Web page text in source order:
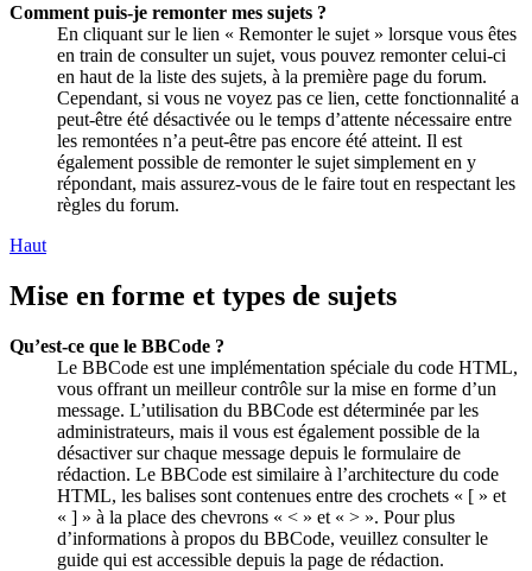
Comment puis-je remonter mes sujets ?
En cliquant sur le lien « Remonter le sujet » lorsque vous êtes
en train de consulter un sujet, vous pouvez remonter celui-ci
en haut de la liste des sujets, à la première page du forum.
Cependant, si vous ne voyez pas ce lien, cette fonctionnalité a
peut-être été désactivée ou le temps d’attente nécessaire entre
les remontées n’a peut-être pas encore été atteint. Il est
également possible de remonter le sujet simplement en y
répondant, mais assurez-vous de le faire tout en respectant les
règles du forum.
Haut
Mise en forme et types de sujets
Qu’est-ce que le BBCode ?
Le BBCode est une implémentation spéciale du code HTML,
vous offrant un meilleur contrôle sur la mise en forme d’un
message. L’utilisation du BBCode est déterminée par les
administrateurs, mais il vous est également possible de la
désactiver sur chaque message depuis le formulaire de
rédaction. Le BBCode est similaire à l’architecture du code
HTML, les balises sont contenues entre des crochets « [ » et
« ] » à la place des chevrons « < » et « > ». Pour plus
d’informations à propos du BBCode, veuillez consulter le
guide qui est accessible depuis la page de rédaction.